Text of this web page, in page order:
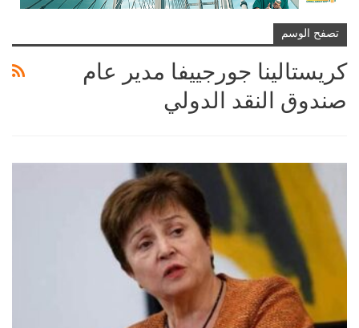
تصفح الوسم
كريستالينا جورجييفا مدير عام
صندوق النقد الدولي